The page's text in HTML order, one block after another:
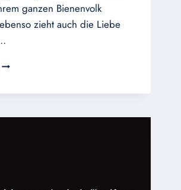
ganzen Bienenvolk
zieht auch die Liebe
DER